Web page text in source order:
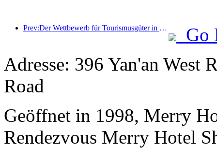
Prev:Der Wettbewerb für Tourismusgüter in China wurde erfolgreich in Xiangtan, Hunan, abgehalten.
Go
Adresse: 396 Yan'an West
Road
Geöffnet in 1998, Merry
Rendezvous Merry Hotel